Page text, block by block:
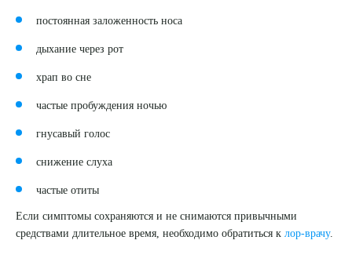
постоянная заложенность носа
дыхание через рот
храп во сне
частые пробуждения ночью
гнусавый голос
снижение слуха
частые отиты
Если симптомы сохраняются и не снимаются привычными
средствами длительное время, необходимо обратиться к лор-врачу.